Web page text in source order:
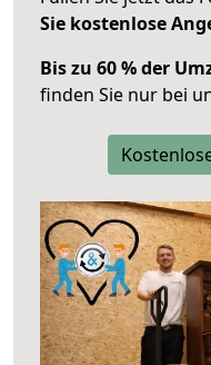
Sie kostenlose
Bis zu 60 % der
finden Sie nur bei